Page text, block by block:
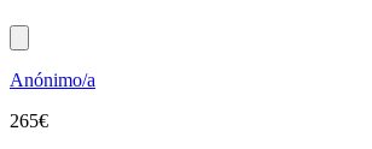
Anónimo/a
265€